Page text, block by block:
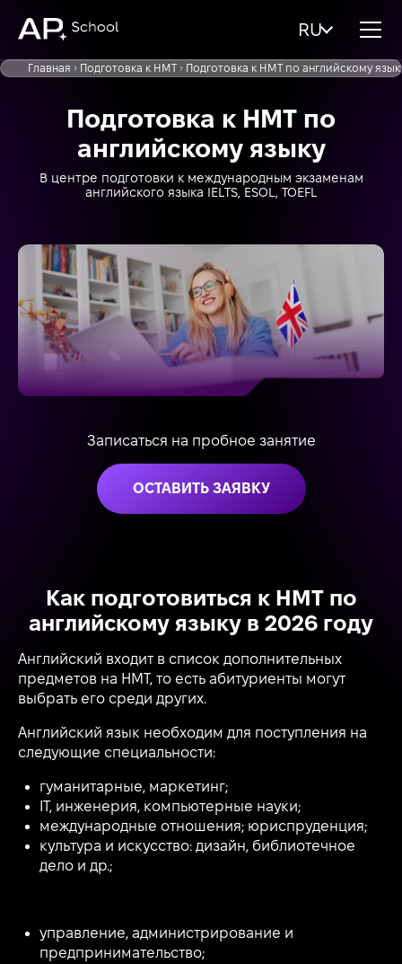
RU
Главная Подготовка к НМТ Подготовка к НМТ по английскому
Подготовка к НМТ по
английскому языку
В центре подготовки к международным экзаменам
английского языка IELTS, ESOL, TOEFL
Записаться на пробное занятие
ОСТАВИТЬ ЗАЯВКУ
Как подготовиться к НМТ по
английскому языку в 2026 году
Английский входит в список дополнительных
предметов на НМТ, то есть абитуриенты могут
выбрать его среди других.
Английский язык необходим для поступления на
следующие специальности:
гуманитарные, маркетинг;
IT, инженерия, компьютерные науки;
международные отношения; юриспруденция;
культура и искусство: дизайн, библиотечное
дело и др.;
управление, администрирование и
предпринимательство;